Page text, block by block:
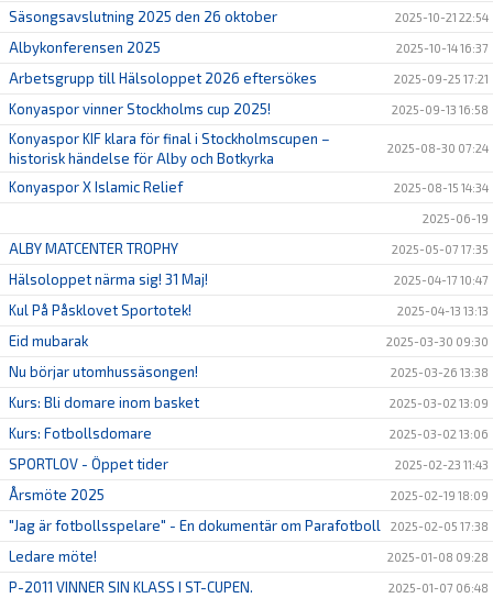
Säsongsavslutning 2025 den 26 oktober 2025-10-21 22:54
Albykonferensen 2025 2025-10-14 16:37
Arbetsgrupp till Hälsoloppet 2026 eftersökes 2025-09-25 17:21
Konyaspor vinner Stockholms cup 2025! 2025-09-13 16:58
Konyaspor KIF klara för final i Stockholmscupen –
historisk händelse för Alby och Botkyrka
2025-08-30 07:24
Konyaspor X Islamic Relief 2025-08-15 14:34
2025-06-19
ALBY MATCENTER TROPHY 2025-05-07 17:35
Hälsoloppet närma sig! 31 Maj! 2025-04-17 10:47
Kul På Påsklovet Sportotek! 2025-04-13 13:13
Eid mubarak 2025-03-30 09:30
Nu börjar utomhussäsongen! 2025-03-26 13:38
Kurs: Bli domare inom basket 2025-03-02 13:09
Kurs: Fotbollsdomare 2025-03-02 13:06
SPORTLOV - Öppet tider 2025-02-23 11:43
Årsmöte 2025 2025-02-19 18:09
"Jag är fotbollsspelare" - En dokumentär om Parafotboll 2025-02-05 17:38
Ledare möte! 2025-01-08 09:28
P-2011 VINNER SIN KLASS I ST-CUPEN. 2025-01-07 06:48